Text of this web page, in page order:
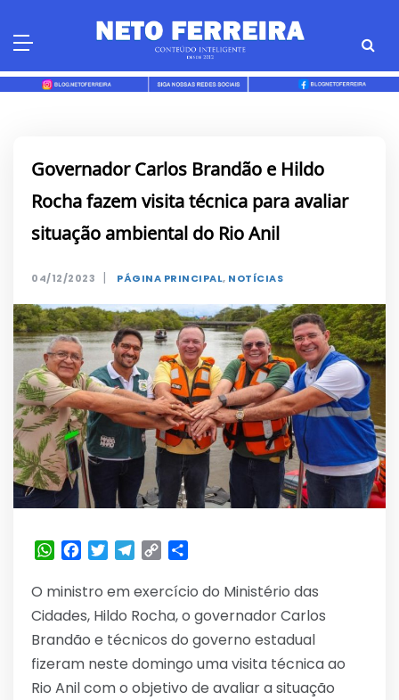
Governador Carlos Brandão e Hildo
Rocha fazem visita técnica para avaliar
situação ambiental do Rio Anil
04/12/2023 | PÁGINA PRINCIPAL, NOTÍCIAS
WhatsApp
Facebook
TwitterTelegram
Copy
O ministro em exercício do Ministério das
Cidades, Hildo Rocha, o governador Carlos
Brandão e técnicos do governo estadual
fizeram neste domingo uma visita técnica ao
Rio Anil com o objetivo de avaliar a situação